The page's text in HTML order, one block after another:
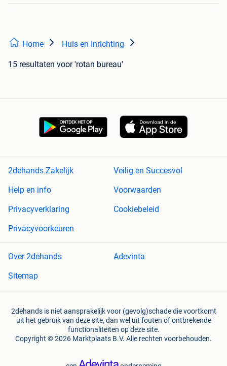
Home Huis en Inrichting
15 resultaten voor 'rotan bureau'
2dehands Zakelijk
Veilig en Succesvol
Help en info
Voorwaarden
Privacyverklaring
Cookiebeleid
Privacyvoorkeuren
Over 2dehands
Adevinta
Sitemap
2dehands is niet aansprakelijk voor (gevolg)schade die voortkomt
uit het gebruik van deze site, dan wel uit fouten of ontbrekende
functionaliteiten op deze site.
Copyright © 2026 Marktplaats B.V. Alle rechten voorbehouden.